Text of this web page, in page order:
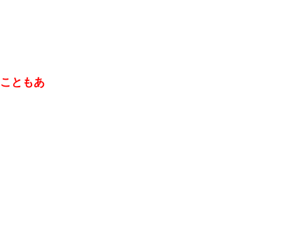
ともあ